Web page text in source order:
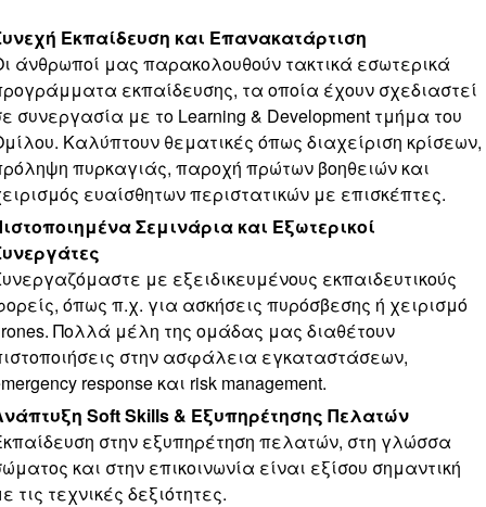
Εκπαίδευση και Επανακατάρτιση
άνθρωποί μας παρακολουθούν τακτικά εσωτερικά
εκπαίδευσης, τα οποία έχουν σχεδιαστεί
συνεργασία με το Learning & Development τμήμα του
Καλύπτουν θεματικές όπως διαχείριση κρίσεων,
πυρκαγιάς, παροχή πρώτων βοηθειών και
ευαίσθητων περιστατικών με επισκέπτες.
Σεμινάρια και Εξωτερικοί
με εξειδικευμένους εκπαιδευτικούς
όπως π.χ. για ασκήσεις πυρόσβεσης ή χειρισμό
Πολλά μέλη της ομάδας μας διαθέτουν
στην ασφάλεια εγκαταστάσεων,
response και risk management.
Soft Skills & Εξυπηρέτησης Πελατών
στην εξυπηρέτηση πελατών, στη γλώσσα
και στην επικοινωνία είναι εξίσου σημαντική
τις τεχνικές δεξιότητες.